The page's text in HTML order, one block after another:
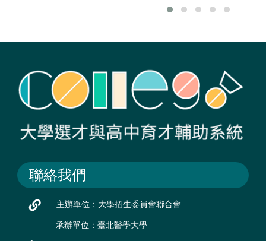
聯絡我們
主辦單位：大學招生委員會聯合會
承辦單位：臺北醫學大學